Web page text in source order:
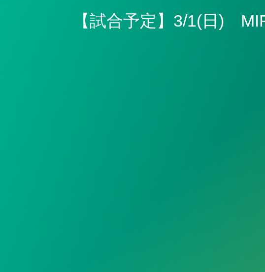
【試合予定】3/1(日)